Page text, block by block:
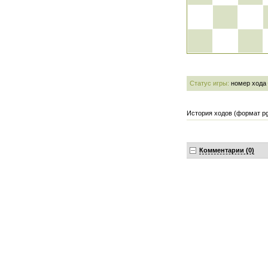
Статус игры: номер хода
История ходов (формат
Комментарии (0)